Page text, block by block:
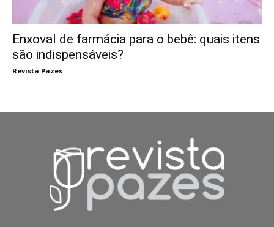
Enxoval de farmácia para o bebê: quais itens
são indispensáveis?
Revista Pazes